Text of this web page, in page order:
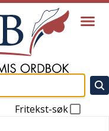
Fritekst-søk